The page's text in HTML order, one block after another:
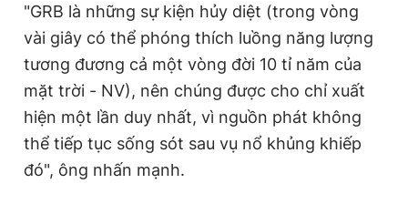
"GRB là những sự kiện hủy diệt (trong vòng
vài giây có thể phóng thích luồng năng lượng
tương đương cả một vòng đời 10 tỉ năm của
mặt trời - NV), nên chúng được cho chỉ xuất
hiện một lần duy nhất, vì nguồn phát không
thể tiếp tục sống sót sau vụ nổ khủng khiếp
đó", ông nhấn mạnh.